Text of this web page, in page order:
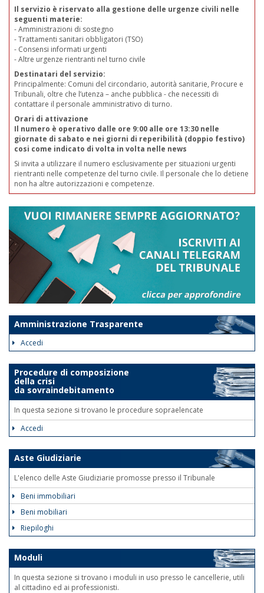
Il servizio è riservato alla gestione delle urgenze civili nelle
seguenti materie:
- Amministrazioni di sostegno
- Trattamenti sanitari obbligatori (TSO)
- Consensi informati urgenti
- Altre urgenze rientranti nel turno civile
Destinatari del servizio:
Principalmente: Comuni del circondario, autorità sanitarie, Procure e
Tribunali, oltre che l’utenza – anche pubblica - che necessiti di
contattare il personale amministrativo di turno.
Orari di attivazione
Il numero è operativo dalle ore 9:00 alle ore 13:30 nelle
giornate di sabato e nei giorni di reperibilità (doppio festivo)
cosi come indicato di volta in volta nelle news
Si invita a utilizzare il numero esclusivamente per situazioni urgenti
rientranti nelle competenze del turno civile. Il personale che lo detiene
non ha altre autorizzazioni e competenze.
Amministrazione Trasparente
Accedi
Procedure di composizione
della crisi
da sovraindebitamento
In questa sezione si trovano le procedure sopraelencate
Accedi
Aste Giudiziarie
L'elenco delle Aste Giudiziarie promosse presso il Tribunale
Beni immobiliari
Beni mobiliari
Riepiloghi
Moduli
In questa sezione si trovano i moduli in uso presso le cancellerie, utili
al cittadino ed ai professionisti.